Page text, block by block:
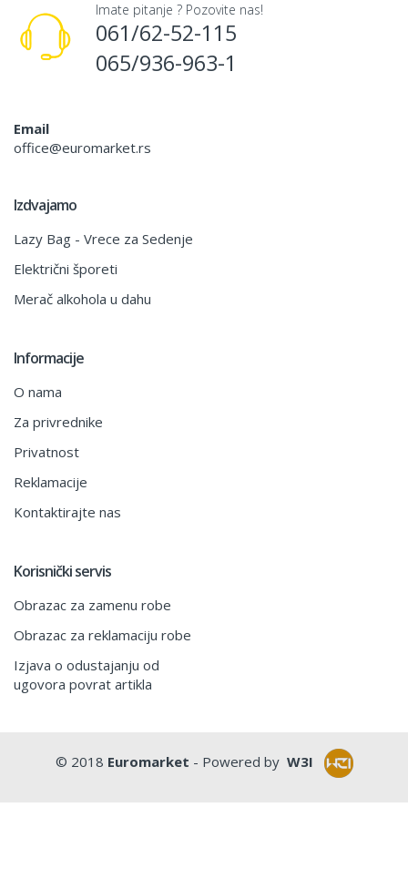
Imate pitanje ? Pozovite nas!
061/62-52-115
065/936-963-1
Email
office@euromarket.rs
Izdvajamo
Lazy Bag - Vrece za Sedenje
Električni šporeti
Merač alkohola u dahu
Informacije
O nama
Za privrednike
Privatnost
Reklamacije
Kontaktirajte nas
Korisnički servis
Obrazac za zamenu robe
Obrazac za reklamaciju robe
Izjava o odustajanju od
ugovora povrat artikla
© 2018 Euromarket - Powered by W3I